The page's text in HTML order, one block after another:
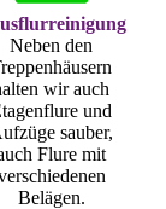
Neben den
wir auch
und
sauber,
Flure mit
Belägen.